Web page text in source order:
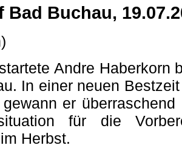
Bad Buchau,
Andre Haberkorn
In einer neuen
er
für die
Herbst.